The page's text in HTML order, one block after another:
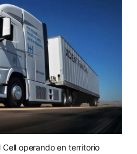
Cell operando en territorio